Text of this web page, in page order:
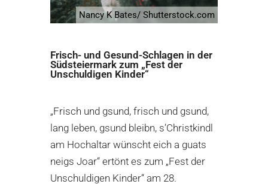
Nancy K Bates/ Shutterstock.com
Frisch- und Gesund-Schlagen in der
Südsteiermark zum „Fest der
Unschuldigen Kinder“
„Frisch und gsund, frisch und gsund,
lang leben, gsund bleibn, s’Christkindl
am Hochaltar wünscht eich a guats
neigs Joar“ ertönt es zum „Fest der
Unschuldigen Kinder“ am 28.